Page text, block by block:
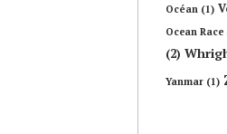
Océan (1)
Ocean Race
(2)
Yanmar (1)